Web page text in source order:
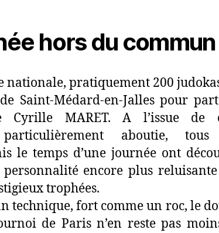
hors du commun
nationale, pratiquement 200
Saint-Médard-en-Jalles pour
Cyrille MARET. A l’issue de
aboutie, tous
le temps d’une journée ont
encore plus
trophées.
technique, fort comme un roc, le
de Paris n’en reste pas